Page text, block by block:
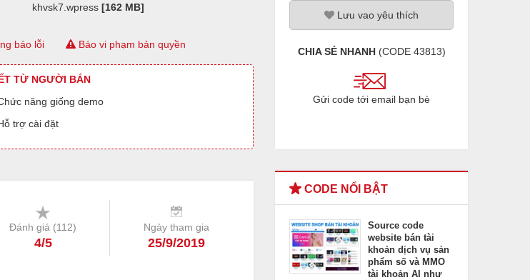
khvsk7.wpress [162 MB]
báo lỗi Báo vi phạm bản quyền
TỪ NGƯỜI BÁN
năng giống demo
trợ cài đặt
Đánh giá (112)
4/5
Ngày tham gia
25/9/2019
Lưu vao yêu thích
CHIA SẺ NHANH(CODE 43813)
Gửi code tới email bạn bè
CODE NỔI BẬT
Source code
website bán tài
khoản dịch vụ sản
phẩm số và MMO
tài khoản AI như